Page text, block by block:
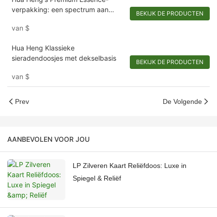
verpakking: een spectrum aan
van $
BEKIJK DE PRODUCTEN
Hua Heng Klassieke
sieradendoosjes met dekselbasis
van $
BEKIJK DE PRODUCTEN
Prev De Volgende
AANBEVOLEN VOOR JOU
LP Zilveren Kaart Reliëfdoos: Luxe in
Spiegel & Reliëf